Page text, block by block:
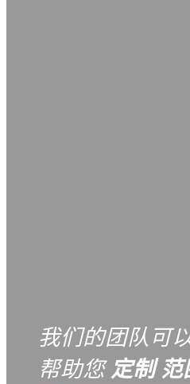
我们的团队可
帮助您定制 范